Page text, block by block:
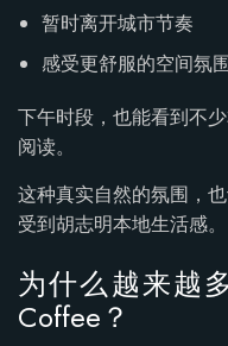
暂时离开城市节奏
感受更舒服的空间氛
下午时段，也能看到不
阅读。
这种真实自然的氛围，
受到胡志明本地生活感。
为什么越来越
Coffee？